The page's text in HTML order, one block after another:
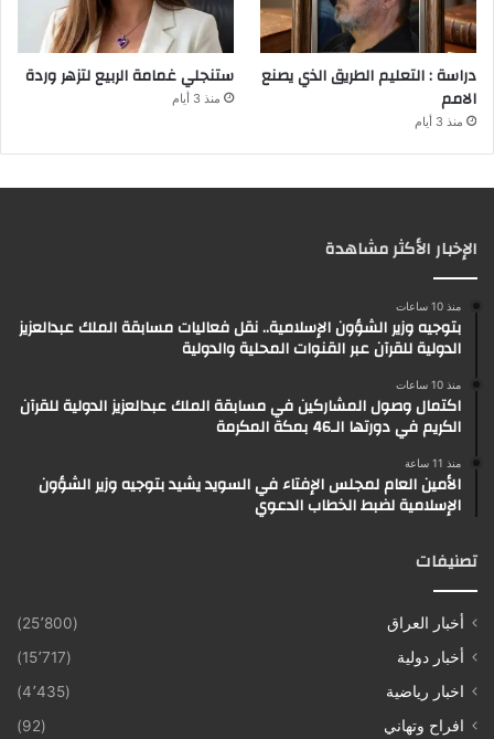
دراسة : التعليم الطريق الذي يصنع
الامم
منذ 3 أيام
ستنجلي غمامة الربيع لتزهر وردة
منذ 3 أيام
الإخبار الأكثر مشاهدة
منذ 10 ساعات
بتوجيه وزير الشؤون الإسلامية.. نقل فعاليات مسابقة الملك عبدالعزيز
الدولية للقرآن عبر القنوات المحلية والدولية
منذ 10 ساعات
اكتمال وصول المشاركين في مسابقة الملك عبدالعزيز الدولية للقرآن
الكريم في دورتها الـ46 بمكة المكرمة
منذ 11 ساعة
الأمين العام لمجلس الإفتاء في السويد يشيد بتوجيه وزير الشؤون
الإسلامية لضبط الخطاب الدعوي
تصنيفات
أخبار العراق
(25٬800)
أخبار دولية
(15٬717)
اخبار رياضية
(4٬435)
افراح وتهاني
(92)